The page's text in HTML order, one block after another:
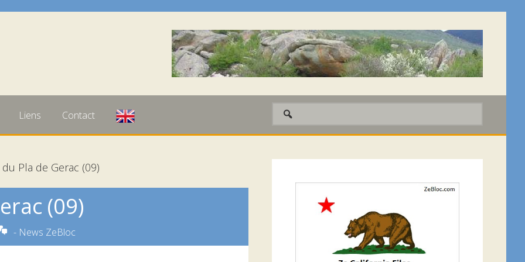
Liens Contact
Pla de Gerac (09)
(09)
- News ZeBloc
latérale